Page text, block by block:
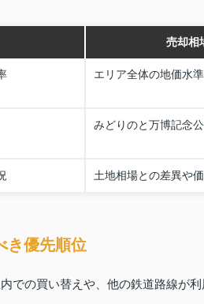
売却相
エリア全体の地価水
みどりのと万博記念
土地相場との差異や
き優先順位
での買い替えや、他の鉄道路線が